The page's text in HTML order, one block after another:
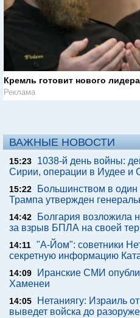
Кремль готовит нового
Реклама
ВАЖНЫЕ НОВОСТИ
15:23
1038-й день войны:
Сирии, операции в Иудее и
15:22
Большинством в
Трампа утвержден
14:42
Болгария возложила
за взрыв БПЛА на своей
14:11 "А-Йом": советники
секретную информацию
14:09
Иранские СМИ
Хаменеи
14:05
Нетаниягу: Израиль
выведет войска до